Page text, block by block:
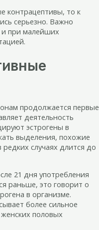
контрацептивы, то к
серьезно. Важно
и при малейших
продолжается первые
деятельность
эстрогены в
выделения, похожие
случаях длится до
21 дня употребления
раньше, это говорит о
в организме.
более сильное
половых